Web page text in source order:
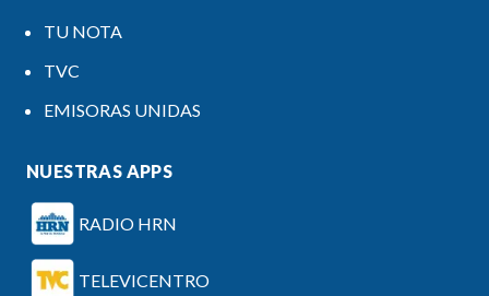
TU NOTA
TVC
EMISORAS UNIDAS
NUESTRAS APPS
RADIO HRN
TELEVICENTRO